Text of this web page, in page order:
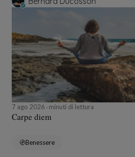
7 ago 2026 minuti di lettura
Carpe diem
Benessere